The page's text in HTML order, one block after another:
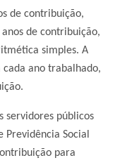
de contribuição,
de contribuição,
simples. A
ano trabalhado,
servidores públicos
Social
para